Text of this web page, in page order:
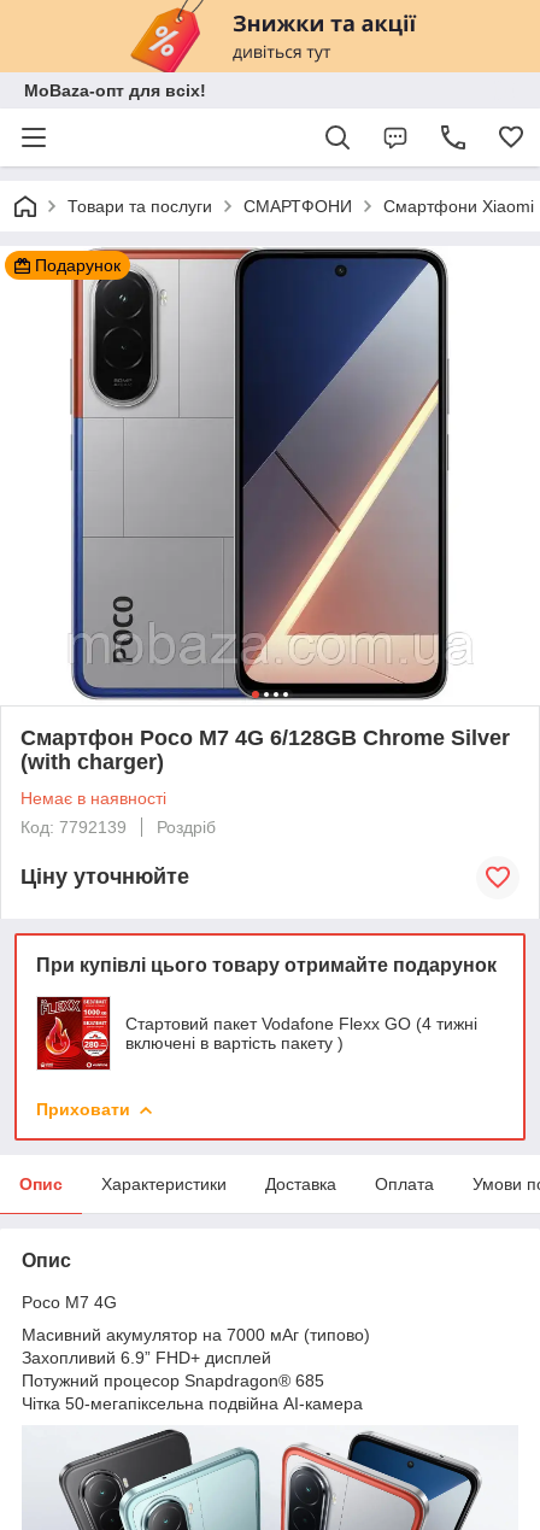
MoBaza-опт для всіх!
Товари та послуги СМАРТФОНИ Смартфони Xiaomi
Подарунок
Смартфон Poco M7 4G 6/128GB Chrome Silver
(with charger)
Немає в наявності
Код: 7792139
Роздріб
Ціну уточнюйте
При купівлі цього товару отримайте подарунок
Стартовий пакет Vodafone Flexx GO (4 тижні
включені в вартість пакету )
Приховати
Опис Характеристики Доставка Оплата Умови
Опис
Poco M7 4G
Масивний акумулятор на 7000 мАг (типово)
Захопливий 6.9” FHD+ дисплей
Потужний процесор Snapdragon® 685
Чітка 50-мегапіксельна подвійна AI-камера